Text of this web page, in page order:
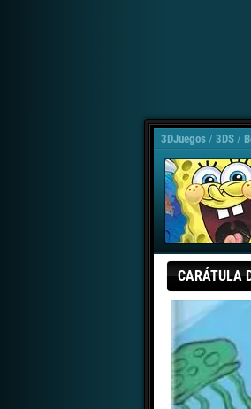
3DJuegos / 3DS /
CARÁTULA